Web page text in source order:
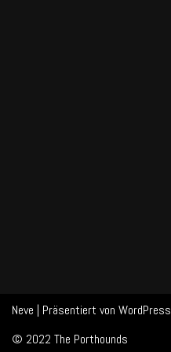
Neve | Präsentiert von WordPress
© 2022 The Porthounds